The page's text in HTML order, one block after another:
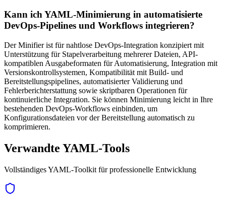
Kann ich YAML-Minimierung in automatisierte
DevOps-Pipelines und Workflows integrieren?
Der Minifier ist für nahtlose DevOps-Integration konzipiert mit
Unterstützung für Stapelverarbeitung mehrerer Dateien, API-
kompatiblen Ausgabeformaten für Automatisierung, Integration mit
Versionskontrollsystemen, Kompatibilität mit Build- und
Bereitstellungspipelines, automatisierter Validierung und
Fehlerberichterstattung sowie skriptbaren Operationen für
kontinuierliche Integration. Sie können Minimierung leicht in Ihre
bestehenden DevOps-Workflows einbinden, um
Konfigurationsdateien vor der Bereitstellung automatisch zu
komprimieren.
Verwandte YAML-Tools
Vollständiges YAML-Toolkit für professionelle Entwicklung